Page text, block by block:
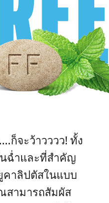
ก็จะว้าวววว! ทั้ง
ฉ่ำและที่สำคัญ
คาลิปตัสในแบบ
สามารถสัมผัส